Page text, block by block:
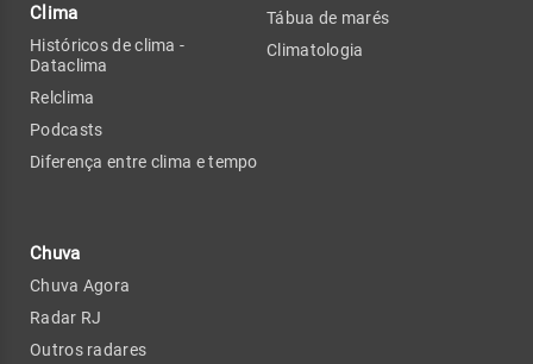
Clima
Históricos de clima -
Dataclima
Relclima
Podcasts
Diferença entre clima e tempo
Chuva
Chuva Agora
Radar RJ
Outros radares
Tábua de marés
Climatologia